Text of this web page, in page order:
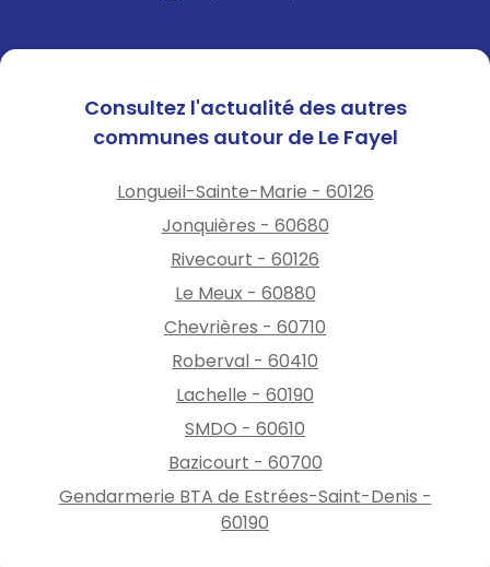
Consultez l'actualité des autres
communes autour de Le Fayel
Longueil-Sainte-Marie - 60126
Jonquières - 60680
Rivecourt - 60126
Le Meux - 60880
Chevrières - 60710
Roberval - 60410
Lachelle - 60190
SMDO - 60610
Bazicourt - 60700
Gendarmerie BTA de Estrées-Saint-Denis -
60190